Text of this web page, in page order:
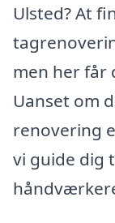
Ulsted? At
men her får
Uanset om
renovering
vi guide dig